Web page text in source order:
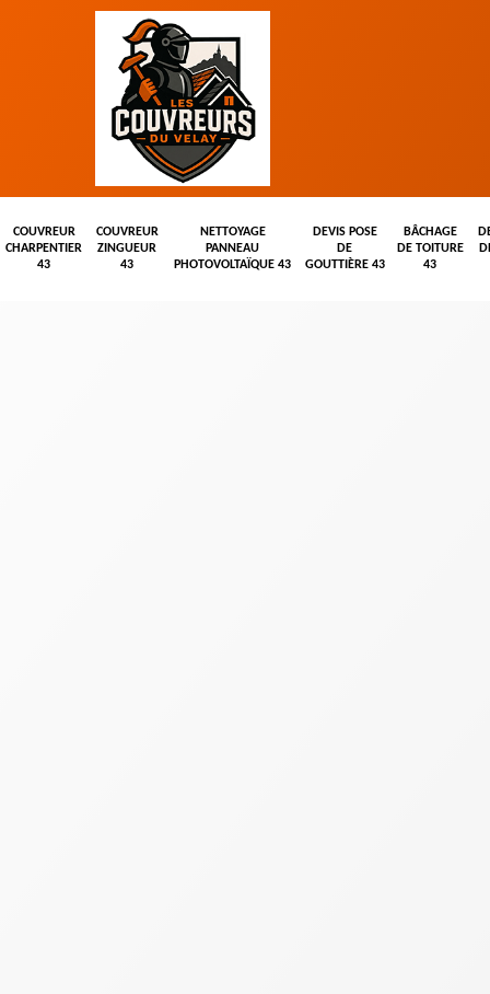
COUVREUR
CHARPENTIER
43
COUVREUR
ZINGUEUR
43
NETTOYAGE
PANNEAU
PHOTOVOLTAÏQUE 43
DEVIS POSE
DE
GOUTTIÈRE 43
BÂCHAGE
DE TOITURE
43